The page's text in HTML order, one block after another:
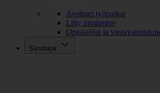
Avoimet työpaikat
Liity tiimiimme
Opiskelijat ja
Sijoittajat